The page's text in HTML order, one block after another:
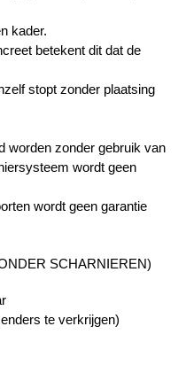
kader.
betekent dit dat de
stopt zonder plaatsing
worden zonder gebruik van
wordt geen
wordt geen garantie
SCHARNIEREN)
te verkrijgen)